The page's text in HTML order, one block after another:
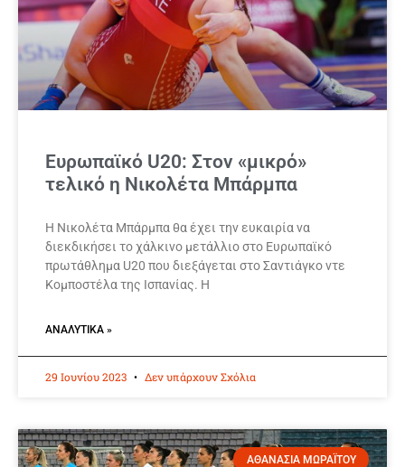
Ευρωπαϊκό U20: Στον «μικρό»
τελικό η Νικολέτα Μπάρμπα
Η Νικολέτα Μπάρμπα θα έχει την ευκαιρία να
διεκδικήσει το χάλκινο μετάλλιο στο Ευρωπαϊκό
πρωτάθλημα U20 που διεξάγεται στο Σαντιάγκο ντε
Κομποστέλα της Ισπανίας. Η
ΑΝΑΛΥΤΙΚΆ »
29 Ιουνίου 2023 Δεν υπάρχουν Σχόλια
ΑΘΑΝΑΣΙΑ ΜΩΡΑΪΤΟΥ